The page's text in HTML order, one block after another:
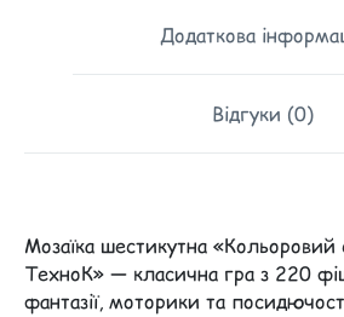
Додаткова
Відгуки (0)
Мозаїка шестикутна «Кольоровий
ТехноК» — класична гра з 220
фантазії, моторики та